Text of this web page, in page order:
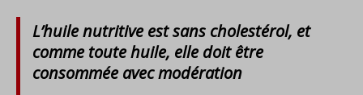
L’huile nutritive est sans cholestérol, et
comme toute huile, elle doit être
consommée avec modération